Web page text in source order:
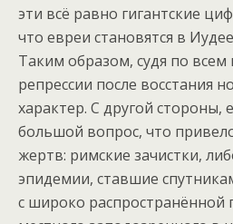
эти всё равно гигантские
что евреи становятся в
Таким образом, судя по всем
репрессии после восстания
характер. С другой стороны,
большой вопрос, что
жертв: римские зачистки,
эпидемии, ставшие
с широко распространённой